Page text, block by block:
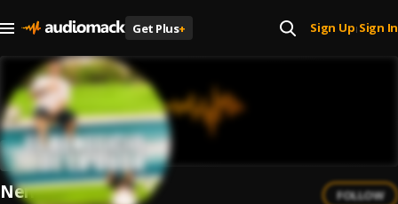
Get Plus+ Sign Up| Sign In
Neno Aguirre FOLLOW